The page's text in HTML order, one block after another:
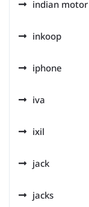
indian motor
inkoop
iphone
iva
ixil
jack
jacks